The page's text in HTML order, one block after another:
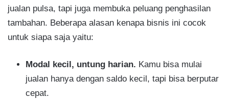
jualan pulsa, tapi juga membuka peluang penghasilan
tambahan. Beberapa alasan kenapa bisnis ini cocok
untuk siapa saja yaitu:
Modal kecil, untung harian. Kamu bisa mulai
jualan hanya dengan saldo kecil, tapi bisa berputar
cepat.